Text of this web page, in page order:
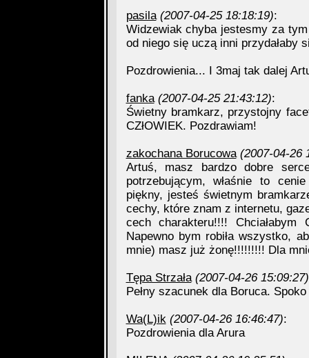
pasila (2007-04-25 18:18:19):
Widzewiak chyba jestesmy za
od niego się uczą inni przydałaby
Pozdrowienia... I 3maj tak dalej
fanka (2007-04-25 21:43:12):
Świetny bramkarz, przystojny
CZłOWIEK. Pozdrawiam!
zakochana Borucowa (2007-04-26
Artuś, masz bardzo dobre
potrzebującym, właśnie to
piękny, jesteś świetnym
cechy, które znam z internetu,
cech charakteru!!!!
Napewno bym robiła wszystko,
mnie) masz już żonę!!!!!!!!! Dla
Tępa Strzała (2007-04-26 15:09:27)
Pełny szacunek dla Boruca.
Wa(L)ik (2007-04-26 16:46:47):
Pozdrowienia dla Arura